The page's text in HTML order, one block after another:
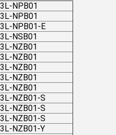
NPB01
NPB01
NPB01-E
NSB01
NZB01
NZB01
NZB01
NZB01
NZB01
NZB01-S
NZB01-S
NZB01-S
NZB01-Y